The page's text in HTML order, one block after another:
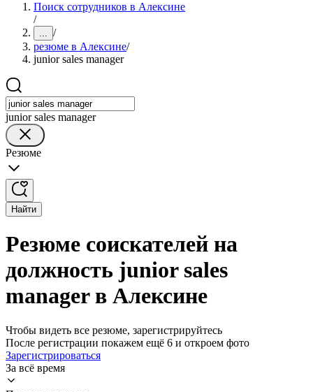
Поиск сотрудников в Алексине
/
... /
резюме в Алексине/
junior sales manager
junior sales manager
Резюме
Найти
Резюме соискателей на
должность junior sales
manager в Алексине
Чтобы видеть все резюме, зарегистрируйтесь
После регистрации покажем ещё 6 и откроем фото
Зарегистрироваться
За всё время